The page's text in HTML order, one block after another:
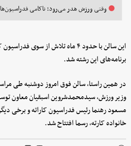
وقتی ورزش هدر می‌رود؛ ناکامی
این سالن با حدود ۴ ماه تلاش از سوی
برنامه‌های این رشته شد.
در همین راستا، سالن فوق امروز دوشنبه طی
وزیر ورزش، سیدمحمدشروین اسبقیان معاون
مسعود رهنما رئیس فدراسیون کاراته و برخی
خانواده کارته، رسما افتتاح شد.